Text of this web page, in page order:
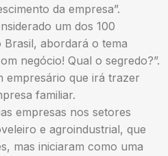
da empresa”.
um dos 100
abordará o tema
negócio! Qual o segredo?”.
empresário que irá trazer
familiar.
empresas nos setores
e agroindustrial, que
mas iniciaram como uma